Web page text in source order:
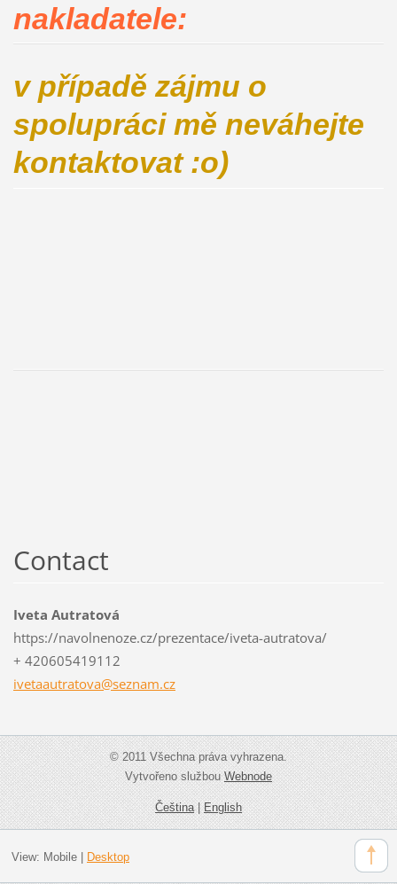
nakladatele:
v případě zájmu o
spolupráci mě neváhejte
kontaktovat :o)
Contact
Iveta Autratová
https://navolnenoze.cz/prezentace/iveta-autratova/
+ 420605419112
ivetaautratova@seznam.cz
© 2011 Všechna práva vyhrazena.
Vytvořeno službouWebnode
Čeština|English
View: Mobile| Desktop